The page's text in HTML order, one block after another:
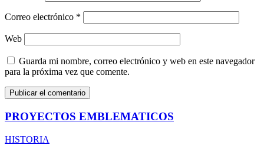
Correo electrónico *
Web
Guarda mi nombre, correo electrónico y web en este navegador
para la próxima vez que comente.
PROYECTOS EMBLEMATICOS
HISTORIA